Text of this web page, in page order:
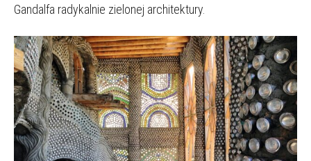
Gandalfa radykalnie zielonej architektury.